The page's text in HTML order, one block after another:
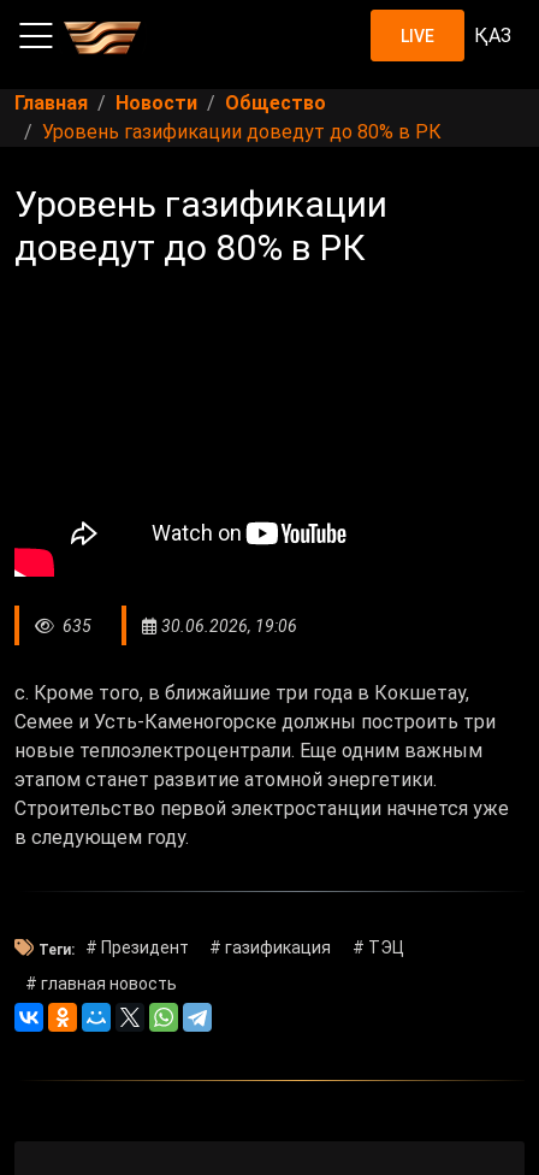
LIVE ҚАЗ
Главная Новости
Общество
Уровень газификации доведут до 80% в РК
Уровень газификации
доведут до 80% в РК
635 30.06.2026, 19:06
c. Кроме того, в ближайшие три года в Кокшетау,
Семее и Усть-Каменогорске должны построить три
новые теплоэлектроцентрали. Еще одним важным
этапом станет развитие атомной энергетики.
Строительство первой электростанции начнется уже
в следующем году.
Теги: # Президент # газификация
# ТЭЦ
# главная новость